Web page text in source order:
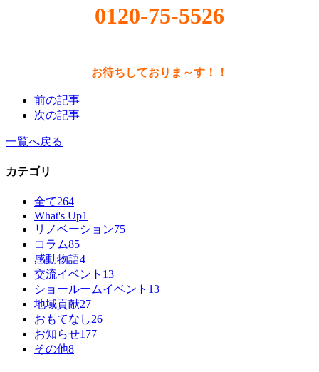
0120-75-5526
お待ちしておりま～す！！
前の記事
次の記事
一覧へ戻る
カテゴリ
全て264
What's Up1
リノベーション75
コラム85
感動物語4
交流イベント 13
ショールームイベント 13
地域貢献27
おもてなし26
お知らせ177
その他8